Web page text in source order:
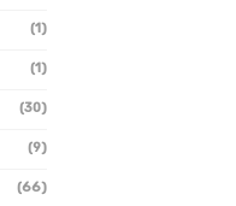
(1)
(1)
(30)
(9)
(66)